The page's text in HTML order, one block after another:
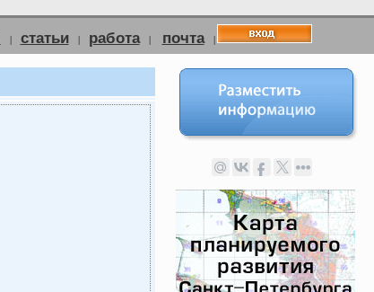
| статьи | работа | почта |